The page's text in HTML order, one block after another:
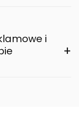
i
+